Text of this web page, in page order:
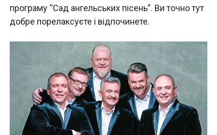
програму “Сад ангельських пісень”. Ви точно тут
добре порелаксуєте і відпочинете.